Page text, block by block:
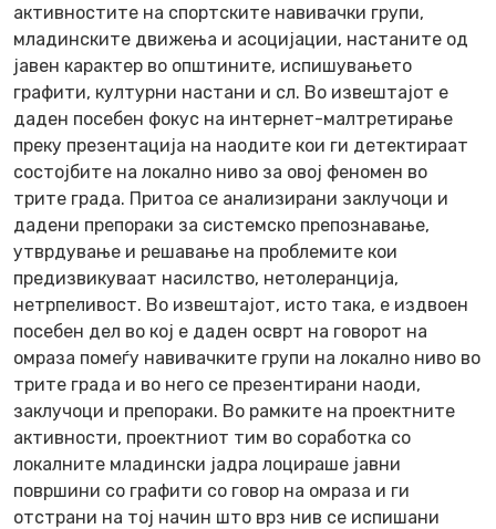
активностите на спортските навивачки групи,
младинските движења и асоцијации, настаните од
јавен карактер во општините, испишувањето
графити, културни настани и сл. Во извештајот е
даден посебен фокус на интернет-малтретирање
преку презентација на наодите кои ги детектираат
состојбите на локално ниво за овој феномен во
трите града. Притоа се анализирани заклучоци и
дадени препораки за системско препознавање,
утврдување и решавање на проблемите кои
предизвикуваат насилство, нетолеранција,
нетрпеливост. Во извештајот, исто така, е издвоен
посебен дел во кој е даден осврт на говорот на
омраза помеѓу навивачките групи на локално ниво во
трите града и во него се презентирани наоди,
заклучоци и препораки. Во рамките на проектните
активности, проектниот тим во соработка со
локалните младински јадра лоцираше јавни
површини со графити со говор на омраза и ги
отстрани на тој начин што врз нив се испишани